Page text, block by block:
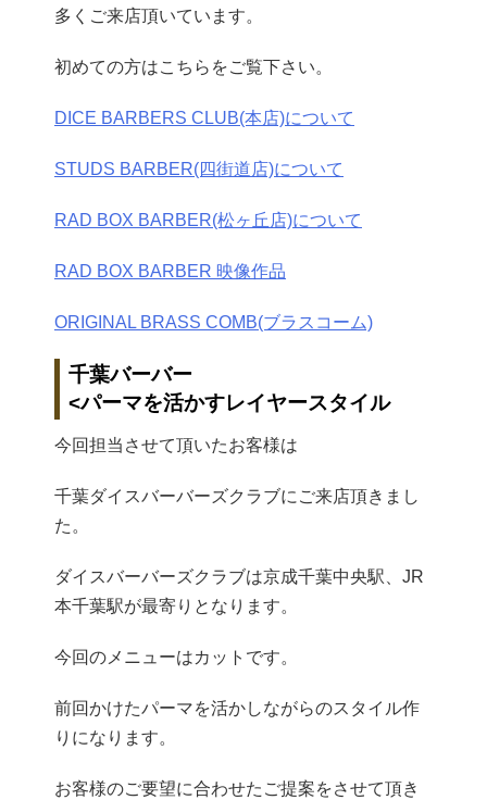
多くご来店頂いています。
初めての方はこちらをご覧下さい。
DICE BARBERS CLUB(本店)について
STUDS BARBER(四街道店)について
RAD BOX BARBER(松ヶ丘店)について
RAD BOX BARBER 映像作品
ORIGINAL BRASS COMB(ブラスコーム)
千葉バーバー
<パーマを活かすレイヤースタイル
今回担当させて頂いたお客様は
千葉ダイスバーバーズクラブにご来店頂きまし
た。
ダイスバーバーズクラブは京成千葉中央駅、JR
本千葉駅が最寄りとなります。
今回のメニューはカットです。
前回かけたパーマを活かしながらのスタイル作
りになります。
お客様のご要望に合わせたご提案をさせて頂き